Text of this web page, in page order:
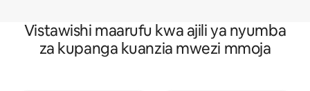
Vistawishi maarufu kwa ajili ya nyumba
za kupanga kuanzia mwezi mmoja